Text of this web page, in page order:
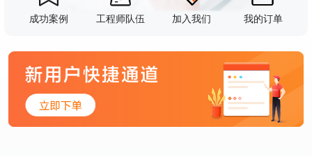
成功案例 工程师队伍 加入我们 我的订单